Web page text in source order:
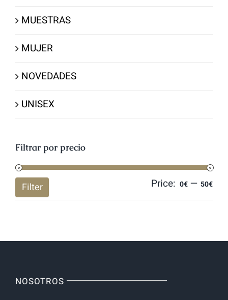
MUESTRAS
MUJER
NOVEDADES
UNISEX
Filtrar por precio
Filter Price: 0€ — 50€
NOSOTROS